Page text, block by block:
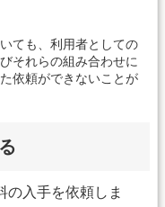
ても、利用者としての
それらの組み合わせに
依頼ができないことが
の入手を依頼しま